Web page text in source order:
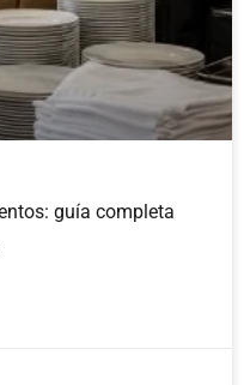
guía completa